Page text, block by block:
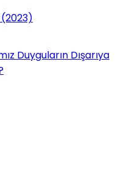
Duyguların Dışarıya